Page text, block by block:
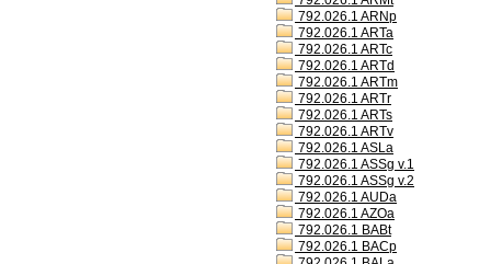
792.026.1 ARNp
792.026.1 ARTa
792.026.1 ARTc
792.026.1 ARTd
792.026.1 ARTm
792.026.1 ARTr
792.026.1 ARTs
792.026.1 ARTv
792.026.1 ASLa
792.026.1 ASSg v.1
792.026.1 ASSg v.2
792.026.1 AUDa
792.026.1 AZOa
792.026.1 BABt
792.026.1 BACp